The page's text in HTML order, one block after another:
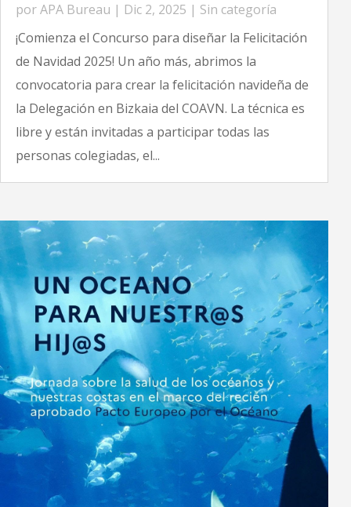
porAPA Bureau | Dic 2, 2025 | Sin categoría
¡Comienza el Concurso para diseñar la Felicitación
de Navidad 2025! Un año más, abrimos la
convocatoria para crear la felicitación navideña de
la Delegación en Bizkaia del COAVN. La técnica es
libre y están invitadas a participar todas las
personas colegiadas, el...